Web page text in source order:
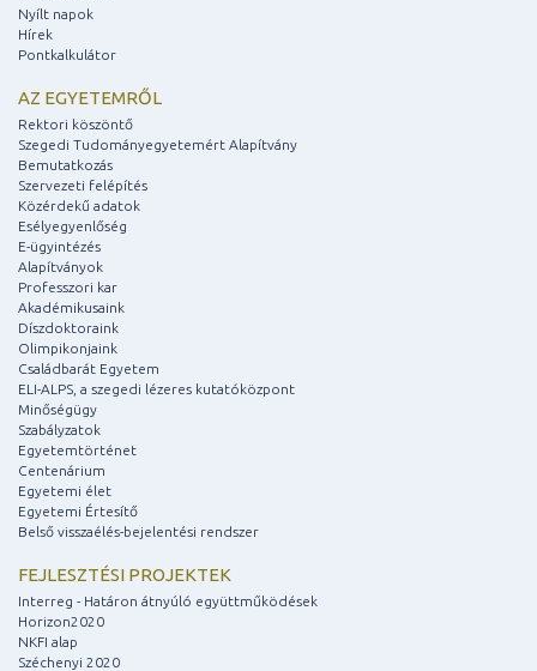
Nyílt napok
Hírek
Pontkalkulátor
AZ EGYETEMRŐL
Rektori köszöntő
Szegedi Tudományegyetemért Alapítvány
Bemutatkozás
Szervezeti felépítés
Közérdekű adatok
Esélyegyenlőség
E-ügyintézés
Alapítványok
Professzori kar
Akadémikusaink
Díszdoktoraink
Olimpikonjaink
Családbarát Egyetem
ELI-ALPS, a szegedi lézeres kutatóközpont
Minőségügy
Szabályzatok
Egyetemtörténet
Centenárium
Egyetemi élet
Egyetemi Értesítő
Belső visszaélés-bejelentési rendszer
FEJLESZTÉSI PROJEKTEK
Interreg - Határon átnyúló együttműködések
Horizon2020
NKFI alap
Széchenyi 2020